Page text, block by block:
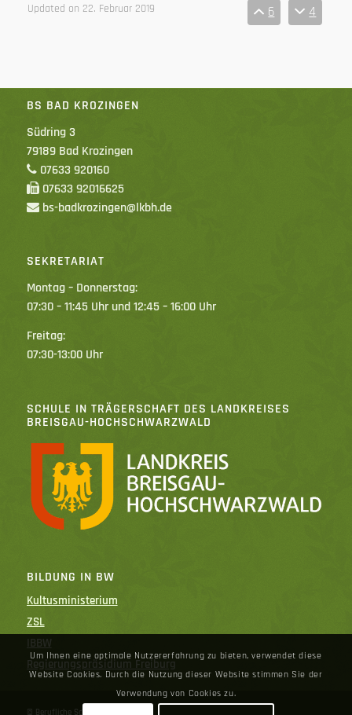
Updated on 22. Februar 2019 6 4
BS BAD KROZINGEN
Südring 3
79189 Bad Krozingen
07633 920160
07633 92016625
bs-badkrozingen@lkbh.de
SEKRETARIAT
Montag – Donnerstag:
07:30 – 11:45 Uhr und 12:45 – 16:00 Uhr
Freitag:
07:30-13:00 Uhr
SCHULE IN TRÄGERSCHAFT DES LANDKREISES
BREISGAU-HOCHSCHWARZWALD
BILDUNG IN BW
Kultusministerium
ZSL
IBBW
Regierungspräsidium Freiburg
Um Ihnen eine optimale Nutzererfahrung zu bieten, verwendet diese
Website Cookies. Durch die Nutzung dieser Website stimmen Sie der
Verwendung von Cookies zu.